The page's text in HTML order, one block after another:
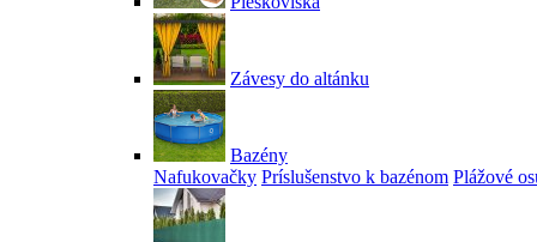
Závesy do altánku
Bazény
Nafukovačky Príslušenstvo k bazénom Plážové